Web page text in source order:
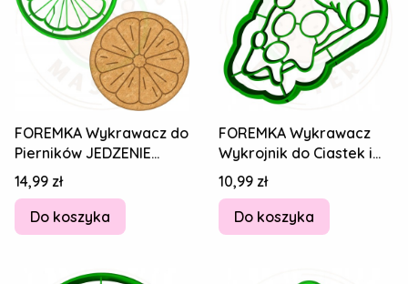
FOREMKA Wykrawacz do
Pierników JEDZENIE
OWOCE Cytryna Plaster
Cytryny 8cm
Cena
14,99 zł
Do koszyka
FOREMKA Wykrawacz
Wykrojnik do Ciastek i
Pierników SYLWESTER -
Pizza 8cm
Cena
10,99 zł
Do koszyka